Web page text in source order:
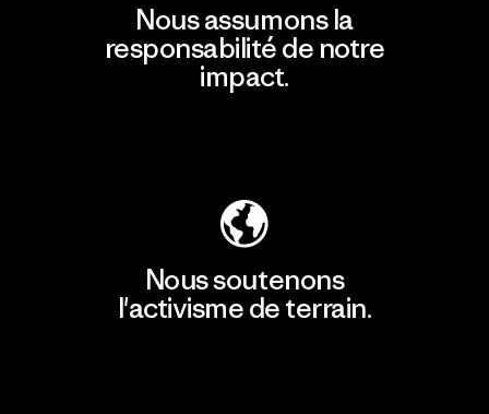
Nous assumons la
responsabilité de notre
impact.
Nous soutenons
l'activisme de terrain.